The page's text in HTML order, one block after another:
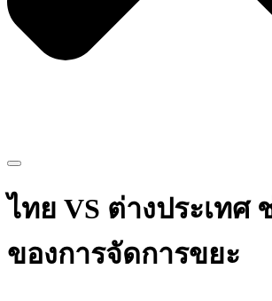
ไทย VS ต่างประเทศ
ของการจัดการขยะ